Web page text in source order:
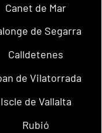
Canet de Mar
de Segarra
Calldetenes
de Vilatorrada
Iscle de Vallalta
Rubió